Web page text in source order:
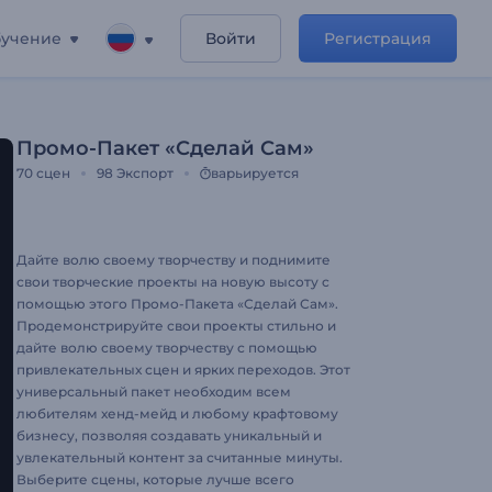
Войти Регистрация
Промо-Пакет «Сделай Сам»
70 сцен 98 Экспорт варьируется
Дайте волю своему творчеству и поднимите
свои творческие проекты на новую высоту с
помощью этого Промо-Пакета «Сделай Сам».
Продемонстрируйте свои проекты стильно и
дайте волю своему творчеству с помощью
привлекательных сцен и ярких переходов. Этот
универсальный пакет необходим всем
любителям хенд-мейд и любому крафтовому
бизнесу, позволяя создавать уникальный и
увлекательный контент за считанные минуты.
Выберите сцены, которые лучше всего